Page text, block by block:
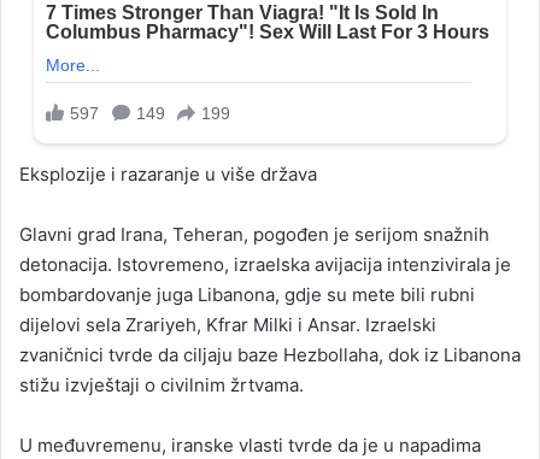
Eksplozije i razaranje u više država
Glavni grad Irana, Teheran, pogođen je serijom snažnih
detonacija. Istovremeno, izraelska avijacija intenzivirala je
bombardovanje juga Libanona, gdje su mete bili rubni
dijelovi sela Zrariyeh, Kfrar Milki i Ansar. Izraelski
zvaničnici tvrde da ciljaju baze Hezbollaha, dok iz Libanona
stižu izvještaji o civilnim žrtvama.
U međuvremenu, iranske vlasti tvrde da je u napadima